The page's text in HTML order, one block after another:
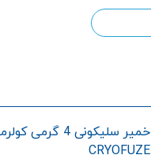
CRYOFUZE